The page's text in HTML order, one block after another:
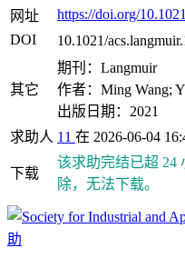
网址
https://doi.org/
DOI
10.1021/
其它
期刊：Langmuir
作者：Ming Wang;
出版日期：2021
求助人 11 在 2026-06-04
下载
该求助完结已超 24
除，无法下载。
助